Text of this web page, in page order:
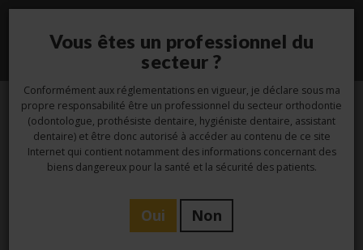
1
Juin
Etude
Vous êtes un professionnel du
secteur ?
Conformément aux réglementations en vigueur, je déclare sous ma
propre responsabilité être un professionnel du secteur orthodontie
(odontologue, prothésiste dentaire, hygiéniste dentaire, assistant
dentaire) et être donc autorisé à accéder au contenu de ce site
Internet qui contient notamment des informations concernant des
biens dangereux pour la santé et la sécurité des patients.
Oui Non